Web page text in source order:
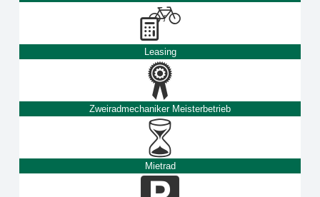
Leasing
Zweiradmechaniker Meisterbetrieb
Mietrad